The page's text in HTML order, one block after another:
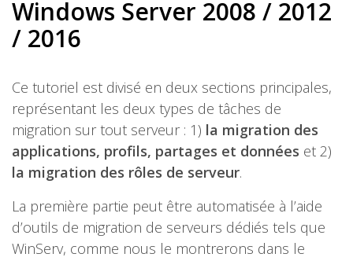
Windows Server 2008 / 2012
/ 2016
Ce tutoriel est divisé en deux sections principales,
représentant les deux types de tâches de
migration sur tout serveur : 1) la migration des
applications, profils, partages et données et 2)
la migration des rôles de serveur.
La première partie peut être automatisée à l’aide
d’outils de migration de serveurs dédiés tels que
WinServ, comme nous le montrerons dans le